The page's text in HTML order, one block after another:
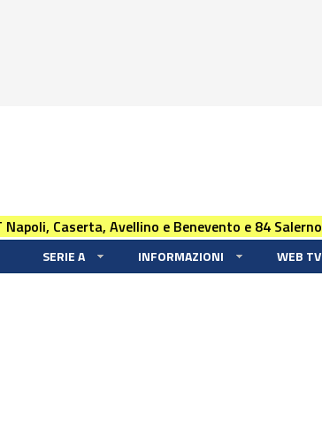
Caserta, Avellino e Benevento e 84 Salerno
SERIE A INFORMAZIONI WEB TV